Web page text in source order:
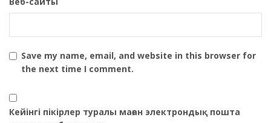
Save my name, email, and website in this browser for
the next time I comment.
Кейінгі пікірлер туралы маған электрондық пошта